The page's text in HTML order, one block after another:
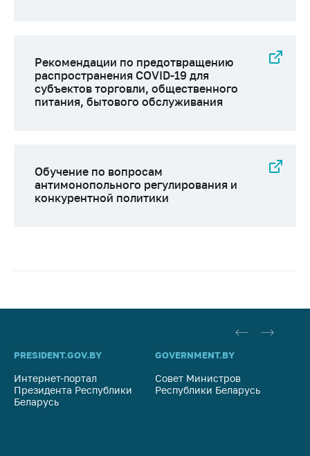
Рекомендации по предотвращению
распространения COVID-19 для
субъектов торговли, общественного
питания, бытового обслуживания
Обучение по вопросам
антимонопольного регулирования и
конкурентной политики
PRESIDENT.GOV.BY
Интернет-портал
Президента Республики
Беларусь
GOVERNMENT.BY
Совет Министров
Республики Беларусь